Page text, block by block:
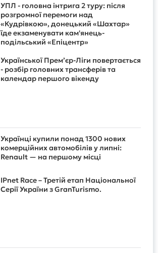
УПЛ - головна інтрига 2 туру: після
розгромної перемоги над
«Кудрівкою», донецький «Шахтар»
їде екзаменувати кам'янець-
подільський «Епіцентр»
Української Прем’єр-Ліги повертається
- розбір головних трансферів та
календар першого вікенду
Українці купили понад 1300 нових
комерційних автомобілів у липні:
Renault — на першому місці
IPnet Race – Третій етап Національної
Серії України з GranTurismo.